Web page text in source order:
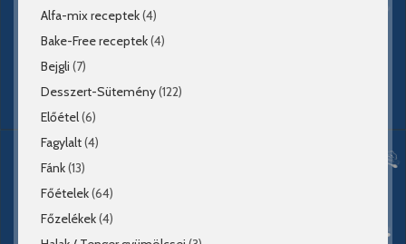
Alfa-mix receptek(4)
Bake-Free receptek(4)
Bejgli (7)
Desszert-Sütemény(122)
Előétel(6)
Fagylalt(4)
Fánk(13)
Főételek(64)
Főzelékek(4)